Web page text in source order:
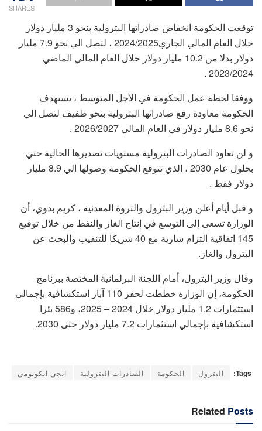
SHARES
توقعت الحكومة انخفاض صادراتها البترولية بنحو 3 مليار دولار
خلال العام المالي الجاري2024/2025 ، لتصل الي نحو 7.9 مليار
دولار بدلا من 10.2 مليار دولار خلال العام المالي الماضي
2023/2024 .
ووفقا لخطة عمل الحكومة في الأجل المتوسط ، تستهدف
الحكومة معاودة رفع صادراتها البترولية بنحو طفيف لتصل الي
نحو 8.6 مليار دولار في العام المالي 2026/2027 .
و لن تعاود الصادرات البترولية مستويات تصديرها الحالية حتي
بحلول عام 2030 ، الذي تتوقع الحكومة وصولها الي 8.9 مليار
دولار فقط .
و قبل أيام أعلن وزير البترول والثروة المعدنية ، كريم بدوي، أن
الوزارة تسعى إلى التوسع في إنتاج الغاز والنفط من خلال توقيع
145 اتفاقية التزام سارية مع 40 شريكا للتنقيب والبحث عن
البترول والغاز.
وقال وزير البترول، أمام اللجنة البرلمانية المختصة ببرنامج
الحكومة، إن الوزارة خططت لحفر 110 آبار استكشافية بإجمالي
استثمارات 1.2 مليار دولار خلال 2024 – 2025، و586 بئرا
استكشافية بإجمالي استثمارات 7.2 مليار دولار حتى 2030.
Tags: البترول الحكومة الصادرات البترولية ايجي ايكونومي
Related Posts